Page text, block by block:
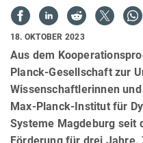
18. OKTOBER 2023
Aus dem
Planck-Gesellschaft zur
Wissenschaftlerinnen
Max-Planck-Institut für
Systeme Magdeburg seit